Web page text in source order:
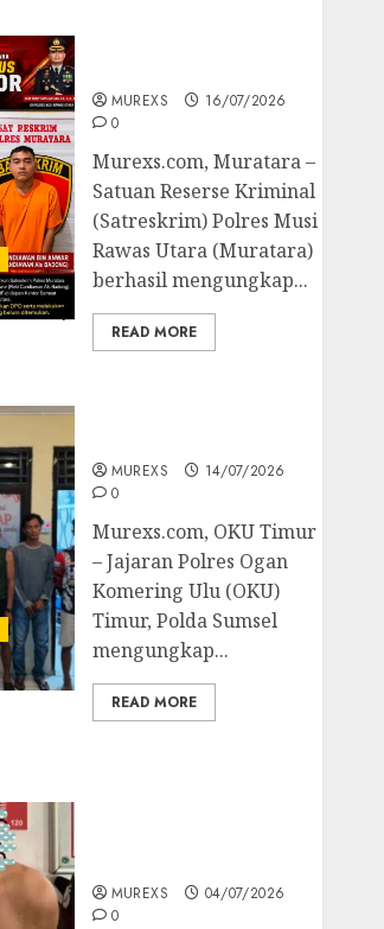
MUREXS
16/07/2026
0
Murexs.com, Muratara –
Satuan Reserse Kriminal
(Satreskrim) Polres Musi
Rawas Utara (Muratara)
berhasil mengungkap...
READ MORE
MUREXS
14/07/2026
0
Murexs.com, OKU Timur
– Jajaran Polres Ogan
Komering Ulu (OKU)
Timur, Polda Sumsel
mengungkap...
READ MORE
MUREXS
04/07/2026
0